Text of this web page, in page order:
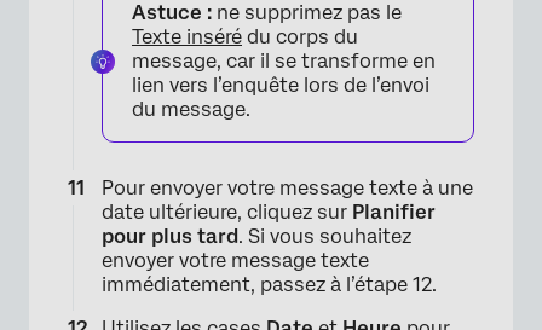
Astuce : ne supprimez pas le
Texte inséré du corps du
message, car il se transforme en
lien vers l’enquête lors de l’envoi
du message.
Pour envoyer votre message texte à une
date ultérieure, cliquez sur Planifier
pour plus tard. Si vous souhaitez
envoyer votre message texte
immédiatement, passez à l’étape 12.